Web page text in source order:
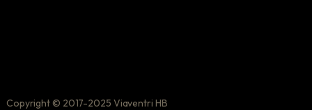
Copyright © 2017-2025 Viaventri HB